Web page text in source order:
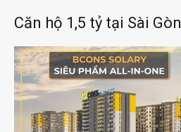
Căn hộ 1,5 tỷ tại Sài Gòn